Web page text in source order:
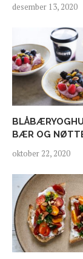
desember 13, 2020
BÆR OG
oktober 22, 2020